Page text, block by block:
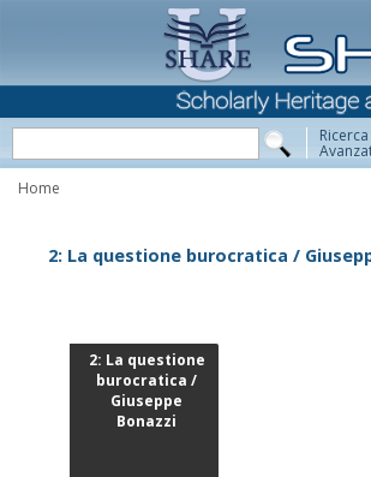
Ricerca
Home
2: La questione burocratica /
2: La questione
burocratica /
Giuseppe
Bonazzi